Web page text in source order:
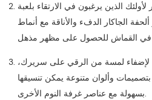
الذين يرغبون في الارتقاء بلعبة
الجاكار الدفء والأناقة مع أنماط
لإضفاء لمسة من الرقي على سريرك،
وألوان متنوعة يمكن تنسيقها
بسهولة مع عناصر غرفة النوم الأخرى.